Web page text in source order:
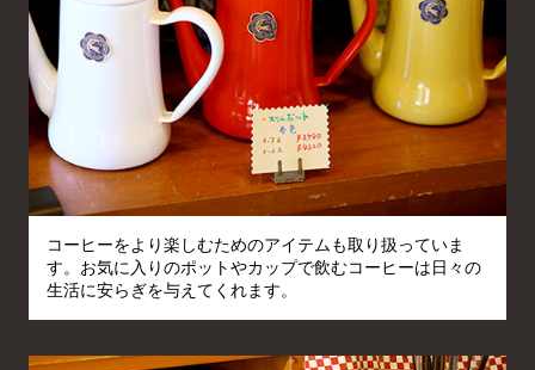
コーヒーをより楽しむためのアイテムも取り扱っていま
す。お気に入りのポットやカップで飲むコーヒーは日々の
生活に安らぎを与えてくれます。